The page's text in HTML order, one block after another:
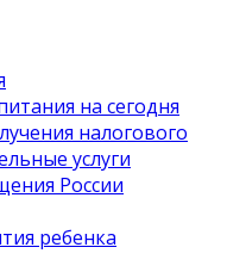
на сегодня
налогового
услуги
России
ребенка